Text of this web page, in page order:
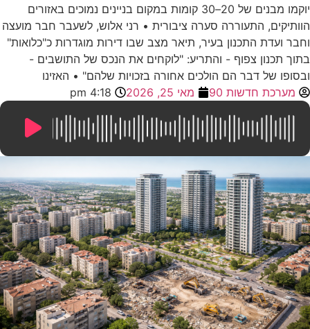
יוקמו מבנים של 20–30 קומות במקום בניינים נמוכים באזורים
הוותיקים, התעוררה סערה ציבורית • רני אלוש, לשעבר חבר מועצה
וחבר ועדת התכנון בעיר, תיאר מצב שבו דירות מוגדרות כ"כלואות"
בתוך תכנון צפוף - והתריע: "לוקחים את הנכס של התושבים -
ובסופו של דבר הם הולכים אחורה בזכויות שלהם" • האזינו
מערכת חדשות 90
מאי 25, 2026 4:18 pm